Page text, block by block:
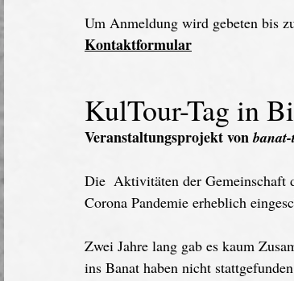
Um Anmeldung wird gebeten bis
Kontaktformular
KulTour-Tag in
Veranstaltungsprojekt von
Die  Aktivitäten der Gemeinschaft
Corona Pandemie erheblich
Zwei Jahre lang gab es kaum
ins Banat haben nicht